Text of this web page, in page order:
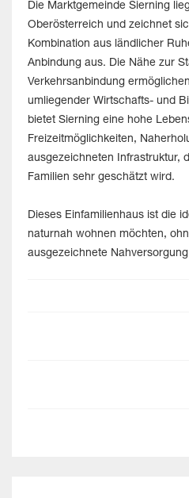
Die Marktgemeinde Sierning
Oberösterreich und zeichnet
Kombination aus ländlicher
Anbindung aus. Die Nähe zur
Verkehrsanbindung
umliegender Wirtschafts- und
bietet Sierning eine hohe
Freizeitmöglichkeiten,
ausgezeichneten Infrastruktur,
Familien sehr geschätzt wird.
Dieses Einfamilienhaus ist die
naturnah wohnen möchten,
ausgezeichnete